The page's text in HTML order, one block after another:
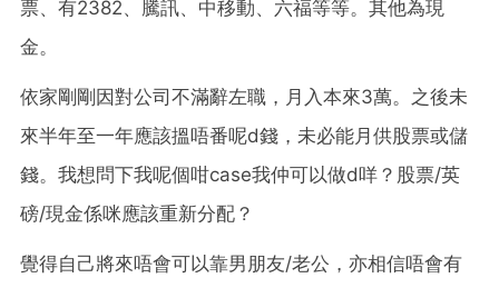
票、有2382、騰訊、中移動、六福等等。其他為現
金。
依家剛剛因對公司不滿辭左職，月入本來3萬。之後未
來半年至一年應該搵唔番呢d錢，未必能月供股票或儲
錢。我想問下我呢個咁case我仲可以做d咩？股票/英
磅/現金係咪應該重新分配？
覺得自己將來唔會可以靠男朋友/老公，亦相信唔會有